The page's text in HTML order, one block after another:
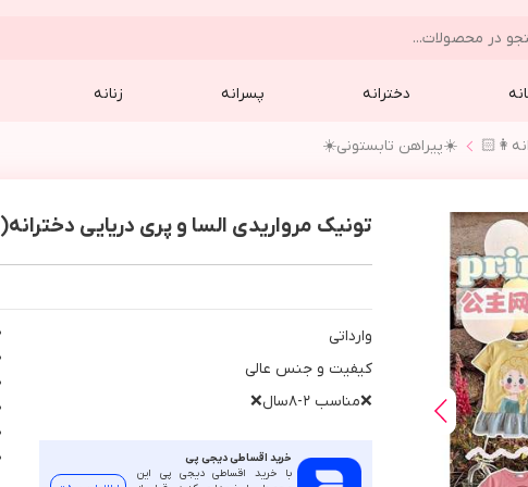
دخترانه پسرانه زنانه
☀️پيراهن تابستوني☀️
تونیک مرواریدی السا و پری دریایی دخترانه(6661)
وارداتي
كيفيت و جنس عالي
❌مناسب ٢-٨سال❌
خرید اقساطی دیجی پی
با خرید اقساطی دیجی پی این